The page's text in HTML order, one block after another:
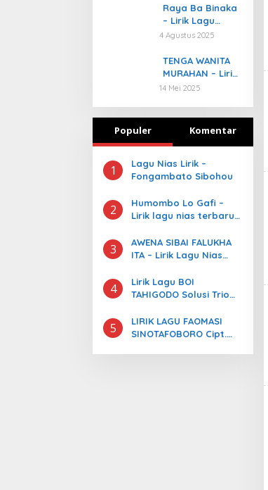
Raya Ba Binaka
– Lirik Lagu
Daniel Folala
4 Agustus 2025
TENGA WANITA
MURAHAN – Lirik
Lagu Nidar
14 Mei 2025
Populer Komentar
1
Lagu Nias Lirik –
Fongambato Sibohou
2
Humombo Lo Gafi –
Lirik lagu nias terbaru
3
AWENA SIBAI FALUKHA
ITA – Lirik Lagu Nias
4
Lirik Lagu BOI
TAHIGODO Solusi Trio
5
LIRIK LAGU FAOMASI
SINOTAFOBORO Cipt.